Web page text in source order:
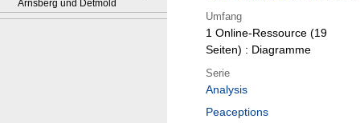
Arnsberg und Detmold
Umfang
1 Online-Ressource (19
Seiten) : Diagramme
Serie
Analysis
Peaceptions